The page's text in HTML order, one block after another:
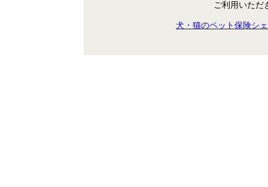
ご利用いただ
犬・猫のペット保険シ